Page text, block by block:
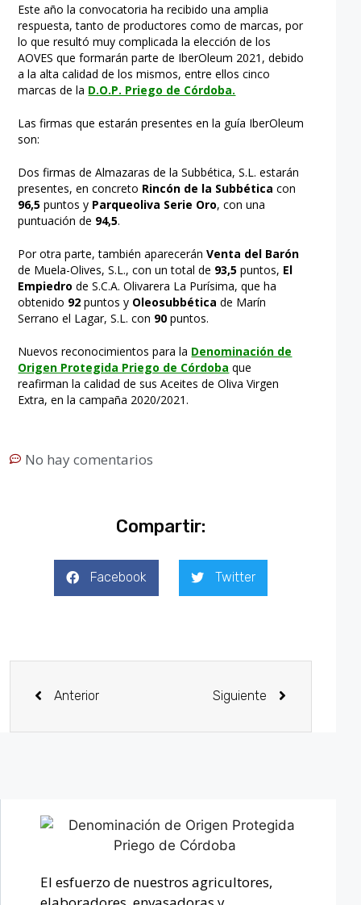
Este año la convocatoria ha recibido una amplia
respuesta, tanto de productores como de marcas, por
lo que resultó muy complicada la elección de los
AOVES que formarán parte de IberOleum 2021, debido
a la alta calidad de los mismos, entre ellos cinco
marcas de la D.O.P. Priego de Córdoba.
Las firmas que estarán presentes en la guía IberOleum
son:
Dos firmas de Almazaras de la Subbética, S.L. estarán
presentes, en concreto Rincón de la Subbética con
96,5 puntos y Parqueoliva Serie Oro, con una
puntuación de 94,5.
Por otra parte, también apareceránVenta del Barón
de Muela-Olives, S.L., con un total de 93,5 puntos, El
Empiedro de S.C.A. Olivarera La Purísima, que ha
obtenido 92puntos y Oleosubbéticade Marín
Serrano el Lagar, S.L. con 90puntos.
Nuevos reconocimientos para la Denominación de
Origen Protegida Priego de Córdoba que
reafirman la calidad de sus Aceites de Oliva Virgen
Extra, en la campaña 2020/2021.
No hay comentarios
Compartir:
Facebook Twitter
Anterior Siguiente
El esfuerzo de nuestros agricultores,